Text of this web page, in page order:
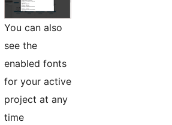
You can also
see the
enabled fonts
for your active
project at any
time